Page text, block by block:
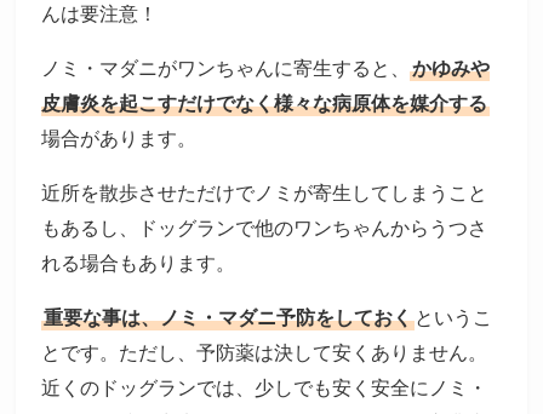
んは要注意！
ノミ・マダニがワンちゃんに寄生すると、
かゆみや
皮膚炎を起こすだけでなく様々な病原体を媒介する
場合があります。
近所を散歩させただけでノミが寄生してしまうこと
もあるし、ドッグランで他のワンちゃんからうつさ
れる場合もあります。
重要な事は、ノミ・マダニ予防をしておくというこ
とです。ただし、予防薬は決して安くありません。
近くのドッグランでは、少しでも安く安全にノミ・